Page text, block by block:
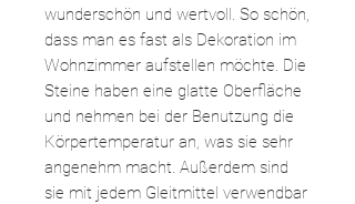
wunderschön und wertvoll. So schön,
dass man es fast als Dekoration im
Wohnzimmer aufstellen möchte. Die
Steine haben eine glatte Oberfläche
und nehmen bei der Benutzung die
Körpertemperatur an, was sie sehr
angenehm macht. Außerdem sind
sie mit jedem Gleitmittel verwendbar